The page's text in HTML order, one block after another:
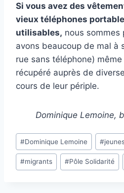
Si vous avez des
vieux téléphones
utilisables, nous sommes
avons beaucoup de mal à
rue sans téléphone)
récupéré auprès de
cours de leur périple.
Dominique Lemoine,
Étiquettes
de
la
#Dominique Lemoine #
#migrants #Pôle Solidarité